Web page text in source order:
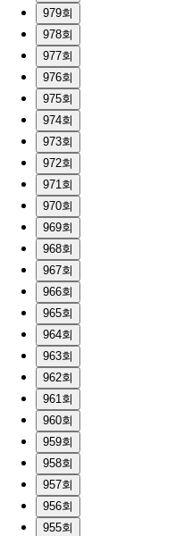
979회
978회
977회
976회
975회
974회
973회
972회
971회
970회
969회
968회
967회
966회
965회
964회
963회
962회
961회
960회
959회
958회
957회
956회
955회